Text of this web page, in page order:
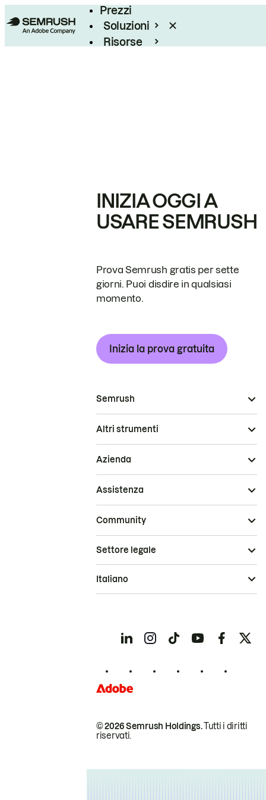
Prezzi
Soluzioni
Risorse
INIZIA OGGI A
USARE SEMRUSH
Prova Semrush gratis per sette
giorni. Puoi disdire in qualsiasi
momento.
Inizia la prova gratuita
Semrush
Altri strumenti
Azienda
Assistenza
Community
© 2026 Semrush Holdings.Tutti i diritti
riservati.
Settore legale
Italiano